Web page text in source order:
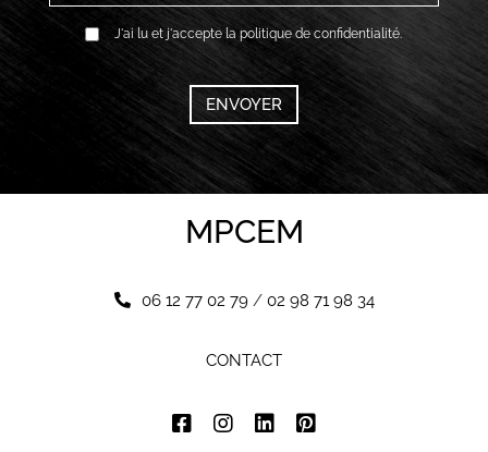
RGPD J'ai lu et j'accepte la politique de confidentialité.
CAPTCHA
MPCEM
06 12 77 02 79/ 02 98 71 98 34
CONTACT